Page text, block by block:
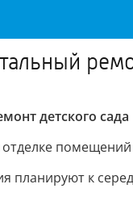
детского
отделке
планируют к